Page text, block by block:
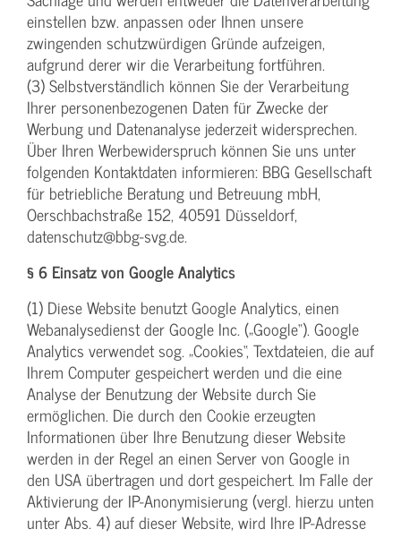
einstellen bzw. anpassen oder Ihnen unsere
zwingenden schutzwürdigen Gründe aufzeigen,
aufgrund derer wir die Verarbeitung fortführen.
(3) Selbstverständlich können Sie der Verarbeitung
Ihrer personenbezogenen Daten für Zwecke der
Werbung und Datenanalyse jederzeit widersprechen.
Über Ihren Werbewiderspruch können Sie uns unter
folgenden Kontaktdaten informieren: BBG Gesellschaft
für betriebliche Beratung und Betreuung mbH,
Oerschbachstraße 152, 40591 Düsseldorf,
datenschutz@bbg-svg.de.
§ 6 Einsatz von Google Analytics
(1) Diese Website benutzt Google Analytics, einen
Webanalysedienst der Google Inc. („Google“). Google
Analytics verwendet sog. „Cookies“, Textdateien, die auf
Ihrem Computer gespeichert werden und die eine
Analyse der Benutzung der Website durch Sie
ermöglichen. Die durch den Cookie erzeugten
Informationen über Ihre Benutzung dieser Website
werden in der Regel an einen Server von Google in
den USA übertragen und dort gespeichert. Im Falle der
Aktivierung der IP-Anonymisierung (vergl. hierzu unten
unter Abs. 4) auf dieser Website, wird Ihre IP-Adresse